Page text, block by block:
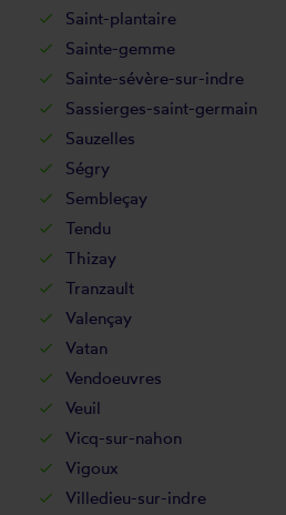
Saint-plantaire
Sainte-gemme
Sainte-sévère-sur-indre
Sassierges-saint-germain
Sauzelles
Ségry
Sembleçay
Tendu
Thizay
Tranzault
Valençay
Vatan
Vendoeuvres
Veuil
Vicq-sur-nahon
Vigoux
Villedieu-sur-indre